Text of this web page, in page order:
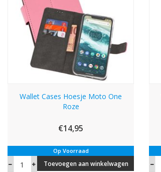
Wallet Cases Hoesje Moto One
Roze
€14,95
Op Voorraad
Toevoegen aan winkelwagen